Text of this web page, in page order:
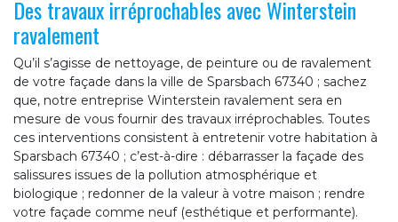
Des travaux irréprochables avec Winterstein
ravalement
Qu’il s’agisse de nettoyage, de peinture ou de ravalement
de votre façade dans la ville de Sparsbach 67340 ; sachez
que, notre entreprise Winterstein ravalement sera en
mesure de vous fournir des travaux irréprochables. Toutes
ces interventions consistent à entretenir votre habitation à
Sparsbach 67340 ; c’est-à-dire : débarrasser la façade des
salissures issues de la pollution atmosphérique et
biologique ; redonner de la valeur à votre maison ; rendre
votre façade comme neuf (esthétique et performante).